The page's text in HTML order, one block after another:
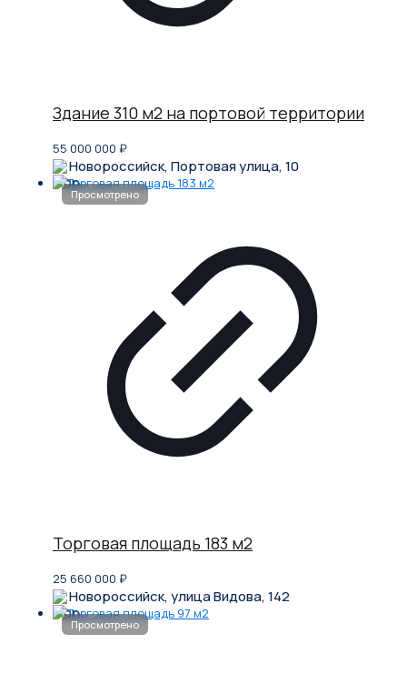
Здание 310 м2 на портовой территории
55 000 000 ₽
Новороссийск, Портовая улица, 10
Торговая площадь 183 м2
25 660 000 ₽
Новороссийск, улица Видова, 142